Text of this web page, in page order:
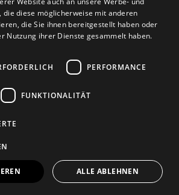
CAVA CHL rechts / Open End
links
250 cm
diese möglicherweise mit anderen
die Sie ihnen bereitgestellt haben oder
Nutzung ihrer Dienste gesammelt haben.
PERFORMANCE
FUNKTIONALITÄT
ALLE ABLEHNEN